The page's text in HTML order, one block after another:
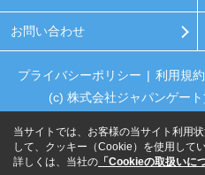
お問い合わせ
プライバシーポリシー 利用規約
(c) 株式会社ジャパンゲー
当サイトでは、お客様の当サイト利用
して、クッキー（Cookie）を使用してい
詳しくは、当社の 「Cookieの取扱いに